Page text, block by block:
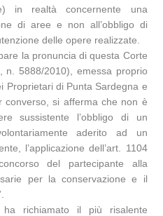
in realtà concernente una
di aree e non all’obbligo di
delle opere realizzate.
la pronuncia di questa Corte
n. 5888/2010), emessa proprio
Proprietari di Punta Sardegna e
converso, si afferma che non è
sussistente l’obbligo di un
aderito ad un
l’applicazione dell’art. 1104
del partecipante alla
per la conservazione e il
richiamato il più risalente